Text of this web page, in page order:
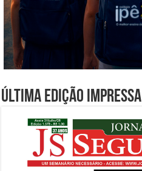
Última edição impressa